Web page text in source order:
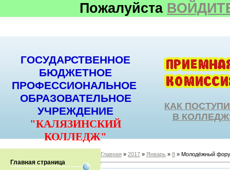
Пожалуйста
ГОСУДАРСТВЕННОЕ
БЮДЖЕТНОЕ
ПРОФЕССИОНАЛЬНОЕ
ОБРАЗОВАТЕЛЬНОЕ
УЧРЕЖДЕНИЕ
"КАЛЯЗИНСКИЙ
КОЛЛЕДЖ"
КАК
В
Главная страница
Главная » 2017 » Январь » 8 » Молодёжный